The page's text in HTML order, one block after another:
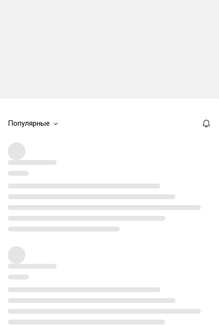
Популярные